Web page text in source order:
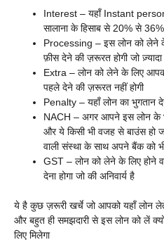
Interest – यहाँ Instant
सालाना के हिसाब से 20% से 36%
Processing – इस लोन को लेने
फ़ीस देने की ज़रूरत होगी जो
Extra – लोन को लेने के लिए
पहले देने की ज़रूरत नहीं होगी
Penalty – यहाँ लोन का भुगतान
NACH – अगर आपने इस लोन के
और ये किसी भी वजह से बाउंस हो
वाली संस्था के साथ अपने बैंक को
GST – लोन को लेने के लिए होने
देना होगा जो की अनिवार्य है
ये है कुछ ज़रूरी खर्चे जो आपको यहाँ लोन
और बहुत ही समझदारी से इस लोन को लें
लिए मिलेगा